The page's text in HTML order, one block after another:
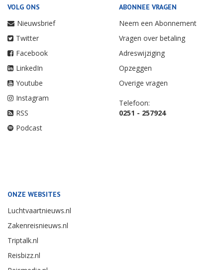
VOLG ONS
Nieuwsbrief
Twitter
Facebook
LinkedIn
Youtube
Instagram
RSS
Podcast
ABONNEE VRAGEN
Neem een Abonnement
Vragen over betaling
Adreswijziging
Opzeggen
Overige vragen
Telefoon:
0251 - 257924
ONZE WEBSITES
Luchtvaartnieuws.nl
Zakenreisnieuws.nl
Triptalk.nl
Reisbizz.nl